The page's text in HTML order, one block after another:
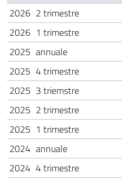
2026 2 trimestre
2026 1 trimestre
2025 annuale
2025 4 trimestre
2025 3 triemstre
2025 2 trimestre
2025 1 trimestre
2024 annuale
2024 4 trimestre